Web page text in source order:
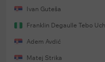
druge): 4;
Ivan Guteša
Franklin Degaulle Tebo
Adem Avdić
Matej Strika